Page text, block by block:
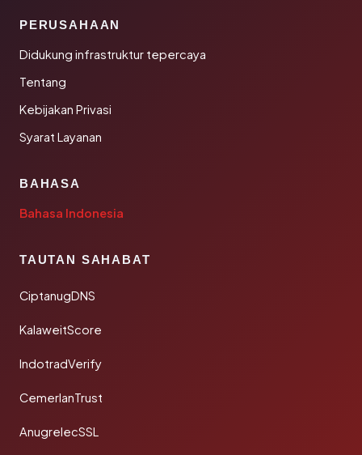
PERUSAHAAN
Didukung infrastruktur tepercaya
Tentang
Kebijakan Privasi
Syarat Layanan
BAHASA
Bahasa Indonesia
TAUTAN SAHABAT
CiptanugDNS
KalaweitScore
IndotradVerify
CemerlanTrust
AnugrelecSSL